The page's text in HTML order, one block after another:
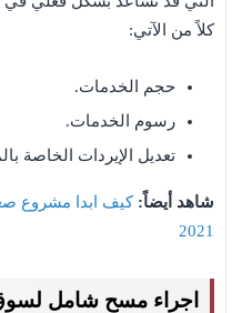
كلاً من الآتي:
حجم الخدمات.
رسوم الخدمات.
تعديل الإيردات الخاصة
شاهد أيضاً:كيف ابدا مشروع
2021
اجراء مسح شامل